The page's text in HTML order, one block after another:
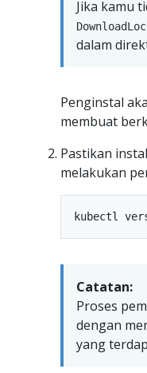
Jika kamu
dalam
Penginstal
membuat
Pastikan
melakukan
Catatan:
Proses
dengan
yang